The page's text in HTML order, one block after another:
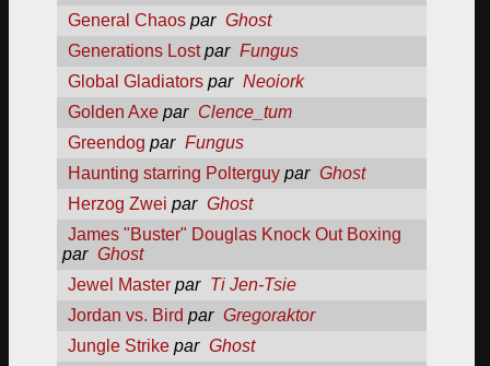
General Chaos par Ghost
Generations Lost par Fungus
Global Gladiators par Neoiork
Golden Axe par Clence_tum
Greendog par Fungus
Haunting starring Polterguy par Ghost
Herzog Zwei par Ghost
James "Buster" Douglas Knock Out Boxing
par Ghost
Jewel Master par Ti Jen-Tsie
Jordan vs. Bird par Gregoraktor
Jungle Strike par Ghost